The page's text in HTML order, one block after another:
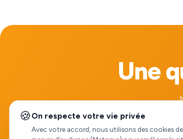
Une
🍪 On respecte votre vie privée
Avec votre accord, nous utilisons des cookies de